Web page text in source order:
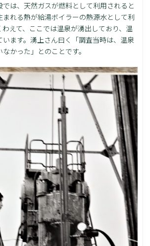
は、天然ガスが燃料として利用されると
まれる熱が給湯ボイラーの熱源水として利
えて、ここでは温泉が湧出しており、温
ます。湧上さん曰く「調査当時は、温泉
かった」とのことです。